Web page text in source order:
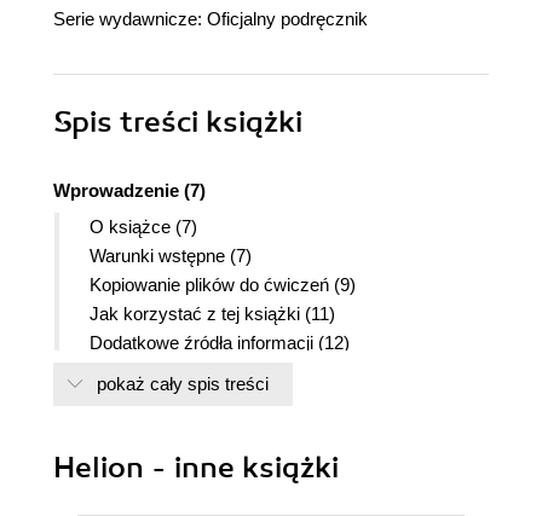
Serie wydawnicze: Oficjalny podręcznik
Spis treści książki
Wprowadzenie (7)
O książce (7)
Warunki wstępne (7)
Kopiowanie plików do ćwiczeń (9)
Jak korzystać z tej książki (11)
Dodatkowe źródła informacji (12)
Certyfikaty firmy Adobe (12)
Współpraca przy pisaniu książki (12)
sześciokątów (15)
pokaż cały spis treści
Helion - inne książki